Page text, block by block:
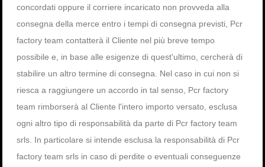
concordati oppure il corriere incaricato non provveda alla
consegna della merce entro i tempi di consegna previsti, Pcr
factory team contatterà il Cliente nel più breve tempo
possibile e, in base alle esigenze di quest'ultimo, cercherà di
stabilire un altro termine di consegna. Nel caso in cui non si
riesca a raggiungere un accordo in tal senso, Pcr factory
team rimborserà al Cliente l'intero importo versato, esclusa
ogni altro tipo di responsabilità da parte di Pcr factory team
srls. In particolare si intende esclusa la responsabilità di Pcr
factory team srls in caso di perdite o eventuali conseguenze